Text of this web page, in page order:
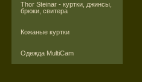
Thor Steinar - куртки, джинсы,
брюки, свитера
Кожаные куртки
Одежда MultiCam